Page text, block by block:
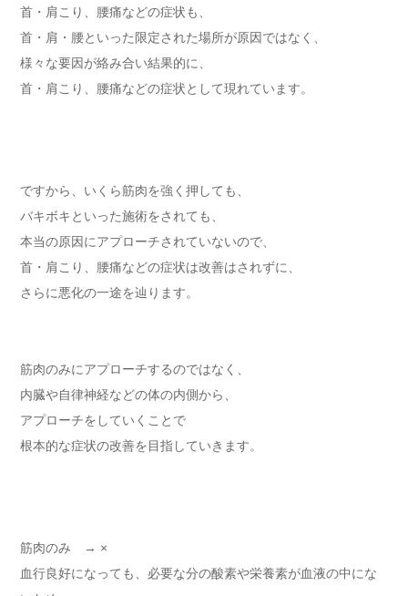
首・肩こり、腰痛などの症状も、
首・肩・腰といった限定された場所が原因ではなく、
様々な要因が絡み合い結果的に、
首・肩こり、腰痛などの症状として現れています。
ですから、いくら筋肉を強く押しても、
バキボキといった施術をされても、
本当の原因にアプローチされていないので、
首・肩こり、腰痛などの症状は改善はされずに、
さらに悪化の一途を辿ります。
筋肉のみにアプローチするのではなく、
内臓や自律神経などの体の内側から、
アプローチをしていくことで
根本的な症状の改善を目指していきます。
筋肉のみ → ×
血行良好になっても、必要な分の酸素や栄養素が血液の中にな